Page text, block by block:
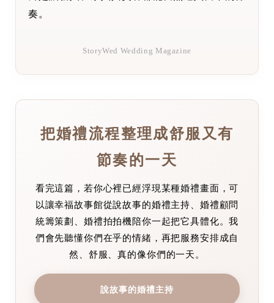
奏。
StoryWed Wedding Magazine
把婚禮流程整理成舒服又有
節奏的一天
看完這篇，若你心裡已經浮現某種婚禮畫面，可
以讓幸福故事館從說故事的婚禮主持、婚禮顧問
統籌策劃、婚禮拍拍機陪你一起把它具體化。我
們會先聽懂你們在乎的情緒，再把服務安排成自
然、舒服、真的像你們的一天。
說故事的婚禮主持